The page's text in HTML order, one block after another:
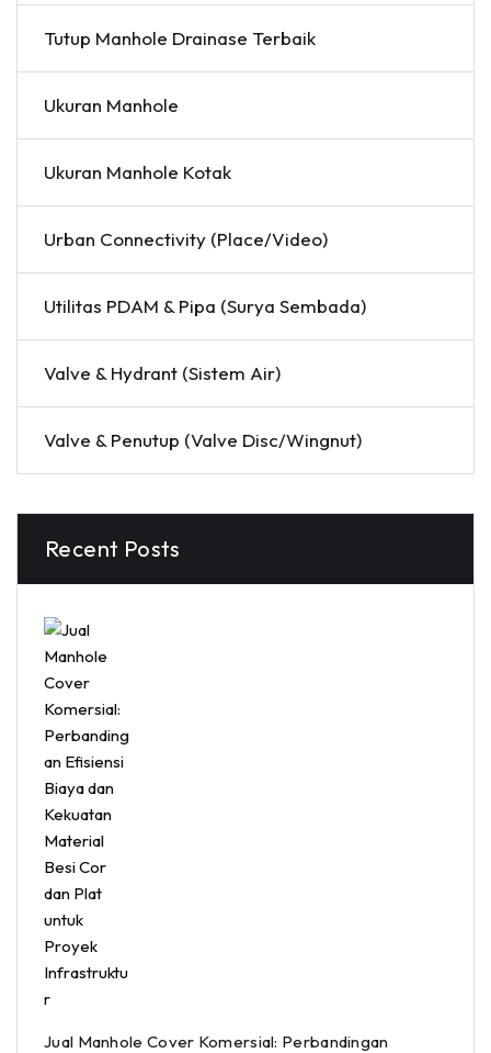
Tutup Manhole Drainase Terbaik
Ukuran Manhole
Ukuran Manhole Kotak
Urban Connectivity (Place/Video)
Utilitas PDAM & Pipa (Surya Sembada)
Valve & Hydrant (Sistem Air)
Valve & Penutup (Valve Disc/Wingnut)
Recent Posts
Jual Manhole Cover Komersial: Perbandingan